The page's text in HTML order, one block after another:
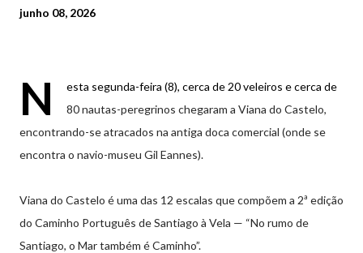
junho 08, 2026
N
esta segunda-feira (8), cerca de 20 veleiros e cerca de
80 nautas-peregrinos chegaram a Viana do Castelo,
encontrando-se atracados na antiga doca comercial (onde se
encontra o navio-museu Gil Eannes).
Viana do Castelo é uma das 12 escalas que compõem a 2ª edição
do Caminho Português de Santiago à Vela — “No rumo de
Santiago, o Mar também é Caminho”.